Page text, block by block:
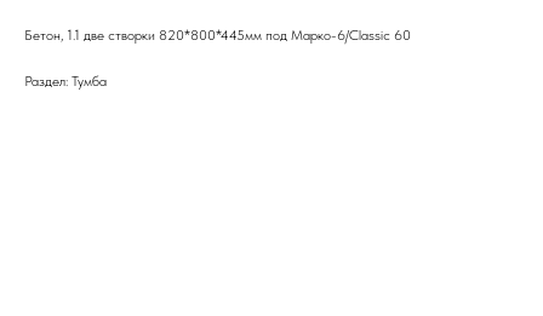
Бетон, 1.1 две створки 820*800*445мм под Марко-6/Classic 60
Раздел: Тумба